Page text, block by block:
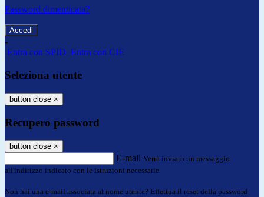
Password dimenticata?
-
Entra con SPID Entra con CIE
Seleziona utente
button close ×
Recupero password
button close ×
E-mail Verrà inviato un messaggio
all'indirizzo indicato con le istruzioni necessarie.
Non hai una e-mail associata al nome utente? Effettua il reset della password